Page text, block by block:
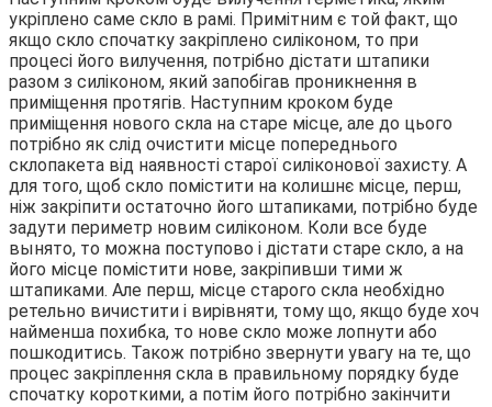
укріплено саме скло в рамі. Примітним є той факт, що
якщо скло спочатку закріплено силіконом, то при
процесі його вилучення, потрібно дістати штапики
разом з силіконом, який запобігав проникнення в
приміщення протягів. Наступним кроком буде
приміщення нового скла на старе місце, але до цього
потрібно як слід очистити місце попереднього
склопакета від наявності старої силіконової захисту. А
для того, щоб скло помістити на колишнє місце, перш,
ніж закріпити остаточно його штапиками, потрібно буде
задути периметр новим силіконом. Коли все буде
вынято, то можна поступово і дістати старе скло, а на
його місце помістити нове, закріпивши тими ж
штапиками. Але перш, місце старого скла необхідно
ретельно вичистити і вирівняти, тому що, якщо буде хоч
найменша похибка, то нове скло може лопнути або
пошкодитись. Також потрібно звернути увагу на те, що
процес закріплення скла в правильному порядку буде
спочатку короткими, а потім його потрібно закінчити